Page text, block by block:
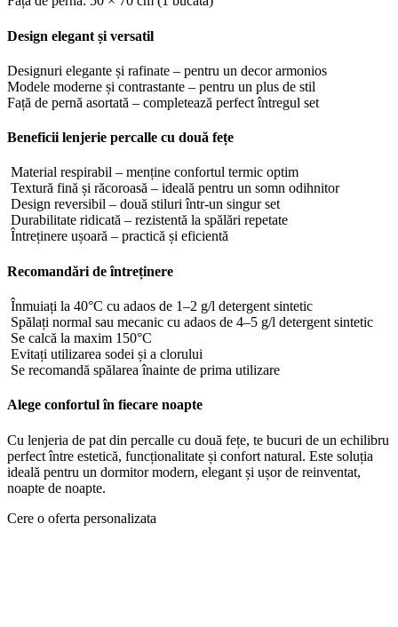
Design elegant și versatil
Designuri elegante și rafinate – pentru un decor armonios
Modele moderne și contrastante – pentru un plus de stil
Față de pernă asortată – completează perfect întregul set
Beneficii lenjerie percalle cu două fețe
Material respirabil – menține confortul termic optim
Textură fină și răcoroasă – ideală pentru un somn odihnitor
Design reversibil – două stiluri într-un singur set
Durabilitate ridicată – rezistentă la spălări repetate
Întreținere ușoară – practică și eficientă
Recomandări de întreținere
Înmuiați la 40°C cu adaos de 1–2 g/l detergent sintetic
Spălați normal sau mecanic cu adaos de 4–5 g/l detergent sintetic
Se calcă la maxim 150°C
Evitați utilizarea sodei și a clorului
Se recomandă spălarea înainte de prima utilizare
Alege confortul în fiecare noapte
Cu lenjeria de pat din percalle cu două fețe, te bucuri de un echilibru
perfect între estetică, funcționalitate și confort natural. Este soluția
ideală pentru un dormitor modern, elegant și ușor de reinventat,
noapte de noapte.
Cere o oferta personalizata